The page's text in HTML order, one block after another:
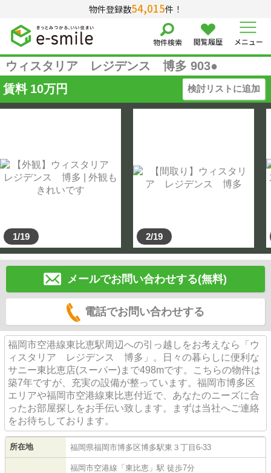
物件登録数54,015件！
物件検索 閲覧履歴 メニュー
ウィスタリア レジデンス 博多 903●
賃料 10万円 検討リストに追加
1/19 2/19
メールでお問い合わせする(無料)
電話でお問い合わせする
福岡市空港線東比恵駅周辺への引っ越しをお考えなら「ウ
ィスタリア レジデンス 博多」。日々の暮らしに便利な
サニー東比恵店(スーパー)まで498mです。こちらの物件は
築7年ですが、充実の設備が整っています。福岡市博多区
エリアや福岡市空港線東比恵付近で、あなたのニーズに合
ったお部屋探しをお手伝い致します。まずは当社へご連絡
をお待ちしております。
所在地 福岡県福岡市博多区博多駅東 ３丁目6-33
福岡市空港線 「東比恵 」駅 徒歩7分